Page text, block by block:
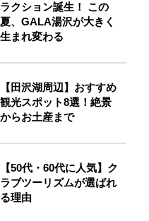
ラクション誕生！ この
夏、GALA湯沢が大きく
生まれ変わる
【田沢湖周辺】おすすめ
観光スポット8選！絶景
からお土産まで
【50代・60代に人気】ク
ラブツーリズムが選ばれ
る理由